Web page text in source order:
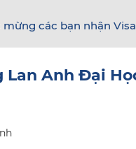
mừng các bạn nhận Visa
Lan Anh Đại